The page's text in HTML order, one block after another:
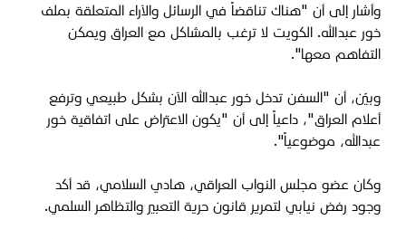
وأشار إلى أن "هناك تناقضاً في الرسائل والآراء المتعلقة بملف
خور عبدالله. الكويت لا ترغب بالمشاكل مع العراق ويمكن
التفاهم معها".
وبيّن، أن "السفن تدخل خور عبدالله الآن بشكل طبيعي وترفع
أعلام العراق"، داعياً إلى أن "يكون الاعتراض على اتفاقية خور
عبدالله، موضوعياً".
وكان عضو مجلس النواب العراقي، هادي السلامي، قد أكد
وجود رفض نيابي لتمرير قانون حرية التعبير والتظاهر السلمي.